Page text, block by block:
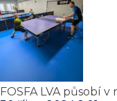
FOSFA LVA působí